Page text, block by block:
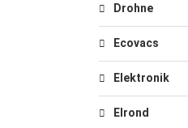
Drohne
Ecovacs
Elektronik
Elrond